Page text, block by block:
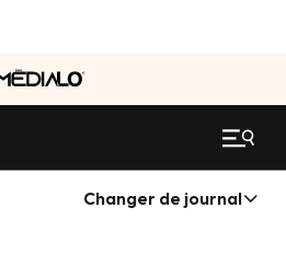
Changer de journal